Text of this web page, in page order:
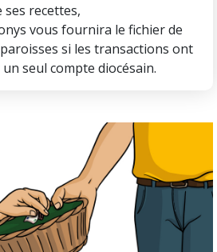
ses recettes,
vous fournira le fichier de
si les transactions ont
seul compte diocésain.